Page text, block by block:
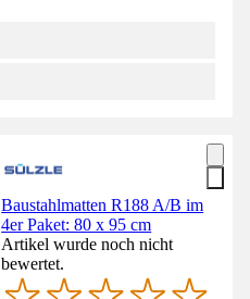
Baustahlmatten R188 A/B im
4er Paket: 80 x 95 cm
Artikel wurde noch nicht
bewertet.